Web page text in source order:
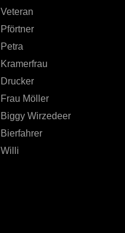
Veteran
Pförtner
Petra
Kramerfrau
Drucker
Frau Möller
Biggy Wirzedeer
Bierfahrer
Willi